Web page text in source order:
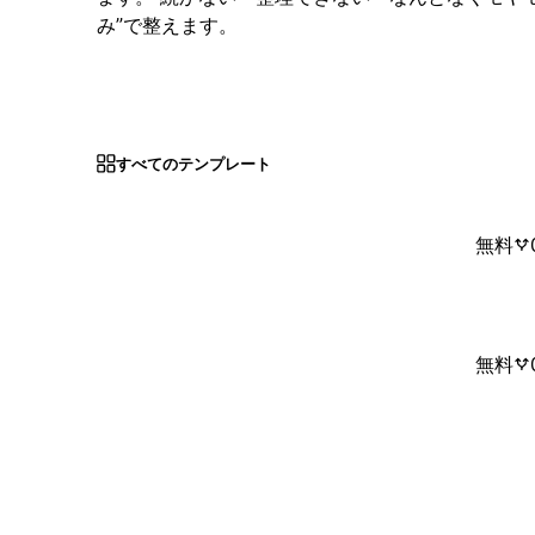
み”で整えます。
すべてのテンプレート
無料
無料